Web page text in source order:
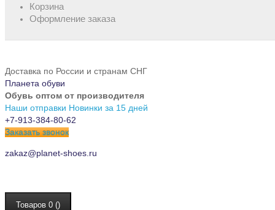
Корзина
Оформление заказа
Доставка по России и странам СНГ
Планета обуви
Обувь оптом от производителя
Наши отправки Новинки за 15 дней
+7-913-384-80-62
Заказать звонок
zakaz@planet-shoes.ru
Товаров 0 ()